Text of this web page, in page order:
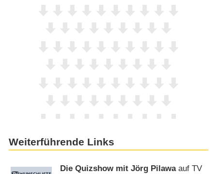
Weiterführende Links
Die Quizshow mit Jörg Pilawaauf TV